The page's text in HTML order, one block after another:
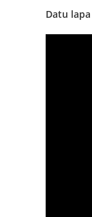
Datu lapa